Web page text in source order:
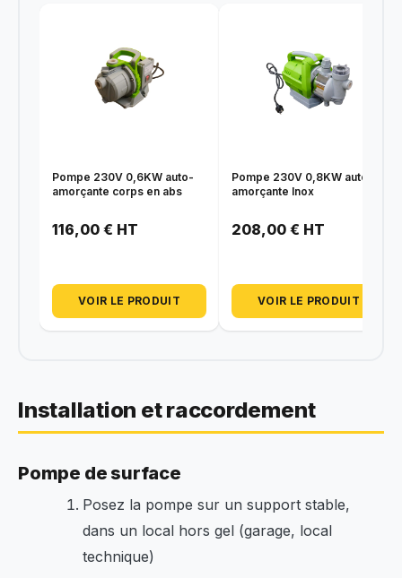
Pompe 230V 0,6KW auto-
amorçante corps en abs
116,00 € HT
VOIR LE PRODUIT
Pompe 230V 0,8KW auto-
amorçante Inox
208,00 € HT
VOIR LE PRODUIT
Installation et raccordement
Pompe de surface
Posez la pompe sur un support stable,
dans un local hors gel (garage, local
technique)